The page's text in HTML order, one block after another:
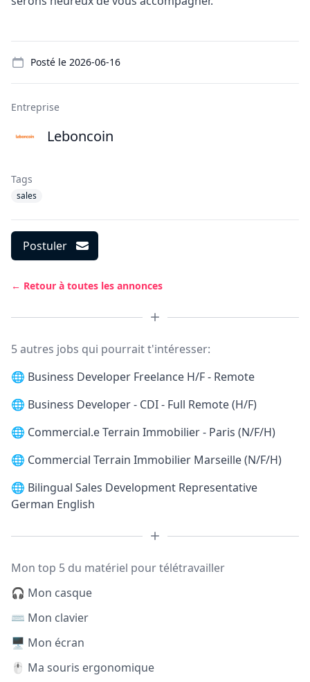
Posté le 2026-06-16
Entreprise
Leboncoin
Tags
sales
Postuler
← Retour à toutes les annonces
5 autres jobs qui pourrait t'intéresser:
🌐 Business Developer Freelance H/F - Remote
🌐 Business Developer - CDI - Full Remote (H/F)
🌐 Commercial.e Terrain Immobilier - Paris (N/F/H)
🌐 Commercial Terrain Immobilier Marseille (N/F/H)
🌐 Bilingual Sales Development Representative
German English
Mon top 5 du matériel pour télétravailler
🎧 Mon casque
⌨️ Mon clavier
🖥️ Mon écran
🖱️ Ma souris ergonomique